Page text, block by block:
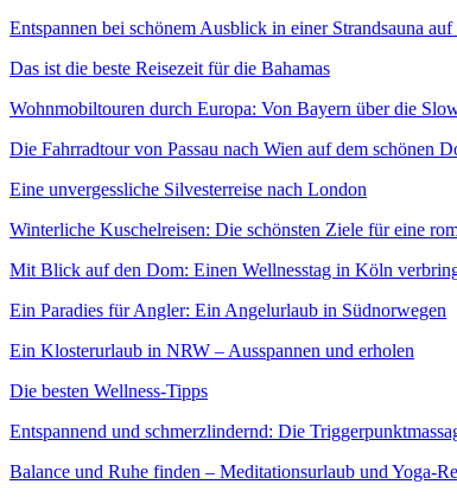
Entspannen bei schönem Ausblick in einer Strandsauna
Das ist die beste Reisezeit für die Bahamas
Wohnmobiltouren durch Europa: Von Bayern über die
Die Fahrradtour von Passau nach Wien auf dem schönen
Eine unvergessliche Silvesterreise nach London
Winterliche Kuschelreisen: Die schönsten Ziele für eine
Mit Blick auf den Dom: Einen Wellnesstag in Köln
Ein Paradies für Angler: Ein Angelurlaub in Südnorwegen
Ein Klosterurlaub in NRW – Ausspannen und erholen
Die besten Wellness-Tipps
Entspannend und schmerzlindernd: Die
Balance und Ruhe finden – Meditationsurlaub und Yoga-